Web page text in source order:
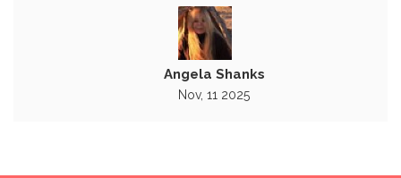
Angela Shanks
Nov, 11 2025